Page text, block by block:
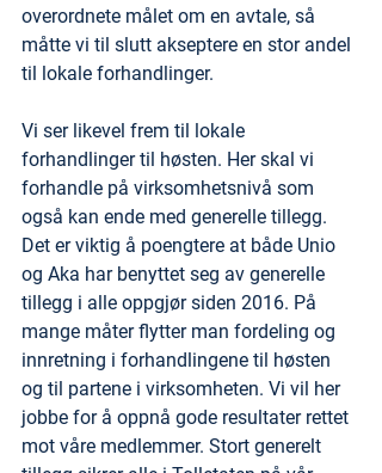
overordnete målet om en avtale, så
måtte vi til slutt akseptere en stor andel
til lokale forhandlinger.
Vi ser likevel frem til lokale
forhandlinger til høsten. Her skal vi
forhandle på virksomhetsnivå som
også kan ende med generelle tillegg.
Det er viktig å poengtere at både Unio
og Aka har benyttet seg av generelle
tillegg i alle oppgjør siden 2016. På
mange måter flytter man fordeling og
innretning i forhandlingene til høsten
og til partene i virksomheten. Vi vil her
jobbe for å oppnå gode resultater rettet
mot våre medlemmer. Stort generelt